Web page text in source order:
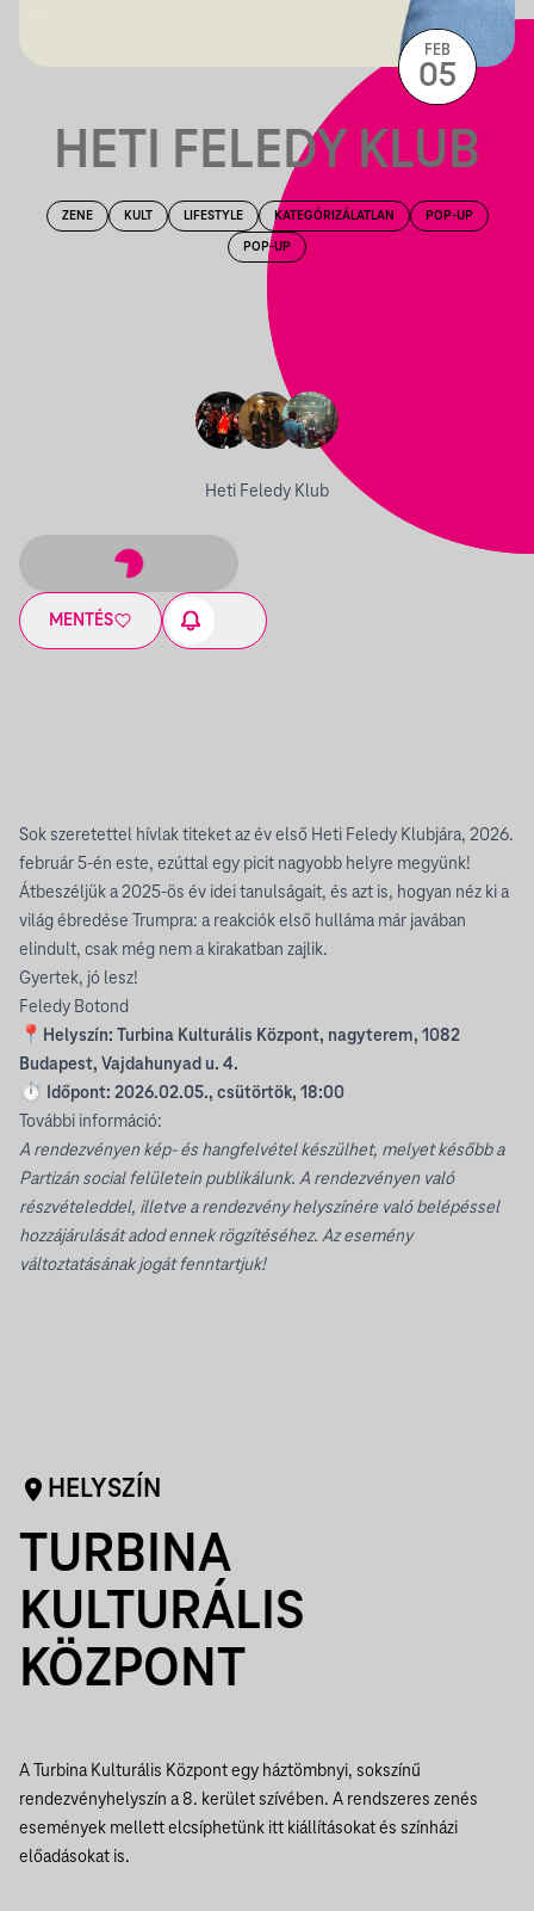
HETI FELEDY KLUB
ZENE KULT LIFESTYLE KATEGÓRIZÁLATLAN POP-UP
POP-UP
Heti Feledy Klub
MENTÉS
FEB
05
Sok szeretettel hívlak titeket az év első Heti Feledy Klubjára, 2026.
február 5-én este, ezúttal egy picit nagyobb helyre megyünk!
Átbeszéljük a 2025-ös év idei tanulságait, és azt is, hogyan néz ki a
világ ébredése Trumpra: a reakciók első hulláma már javában
elindult, csak még nem a kirakatban zajlik.
Gyertek, jó lesz!
Feledy Botond
📍Helyszín: Turbina Kulturális Központ, nagyterem, 1082
Budapest, Vajdahunyad u. 4.
⏱️ Időpont: 2026.02.05., csütörtök, 18:00
További információ:
A rendezvényen kép- és hangfelvétel készülhet, melyet később a
Partizán social felületein publikálunk. A rendezvényen való
részvételeddel, illetve a rendezvény helyszínére való belépéssel
hozzájárulását adod ennek rögzítéséhez. Az esemény
változtatásának jogát fenntartjuk!
HELYSZÍN
TURBINA
KULTURÁLIS
KÖZPONT
A Turbina Kulturális Központ egy háztömbnyi, sokszínű
rendezvényhelyszín a 8. kerület szívében. A rendszeres zenés
események mellett elcsíphetünk itt kiállításokat és színházi
előadásokat is.